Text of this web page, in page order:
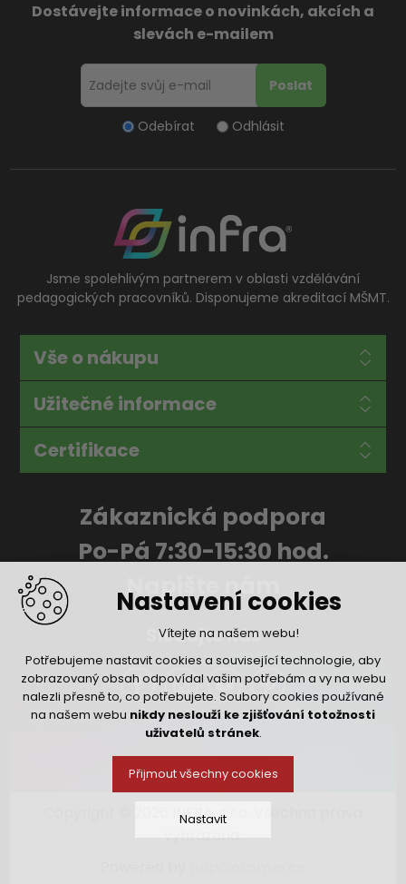
Nastavení cookies
Vítejte na našem webu!
Potřebujeme nastavit cookies a související technologie, aby
zobrazovaný obsah odpovídal vašim potřebám a vy na webu
nalezli přesně to, co potřebujete. Soubory cookies používané
na našem webu nikdy neslouží ke zjišťování totožnosti
uživatelů stránek.
Přijmout všechny cookies
Nastavit
Dostávejte informace o novinkách, akcích a
slevách e-mailem
Odebírat Odhlásit
Jsme spolehlivým partnerem v oblasti vzdělávání
pedagogických pracovníků. Disponujeme akreditací MŠMT.
Vše o nákupu
Užitečné informace
Certifikace
Zákaznická podpora
Po-Pá 7:30-15:30 hod.
Napište nám
Sledujte nás
Copyright © 2026 INFRA, s.r.o. Všechna práva
vyhrazena.